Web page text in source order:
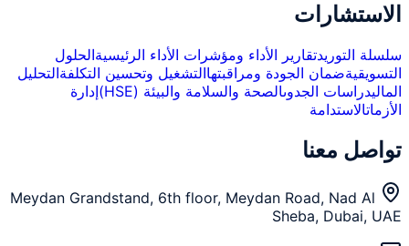
الاستشارات
سلسلة التوريدتقارير الأداء ومؤشرات الأداء الرئيسيةالحلول
التسويقيةضمان الجودة ومراقبتهاالتشغيل وتحسين التكلفةالتحليل
الماليدراسات الجدوىالصحة والسلامة والبيئة (HSE)
إدارة
الأزماتالاستدامة
تواصل معنا
Meydan Grandstand, 6th floor, Meydan Road, Nad Al
Sheba, Dubai, UAE